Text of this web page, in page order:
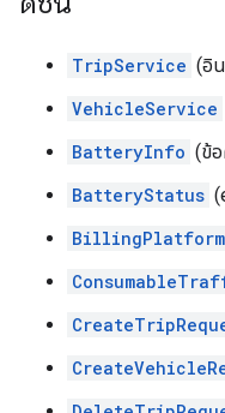
TripService (อิ
VehicleService
BatteryInfo (ข้
BatteryStatus